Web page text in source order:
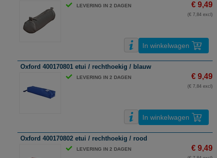
LEVERING IN 2 DAGEN € 9,49
(€ 7,84 excl)
In winkelwagen
Oxford 400170801 etui / rechthoekig / blauw
LEVERING IN 2 DAGEN € 9,49
(€ 7,84 excl)
In winkelwagen
Oxford 400170802 etui / rechthoekig / rood
LEVERING IN 2 DAGEN € 9,49